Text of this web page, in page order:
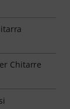
Chitarre